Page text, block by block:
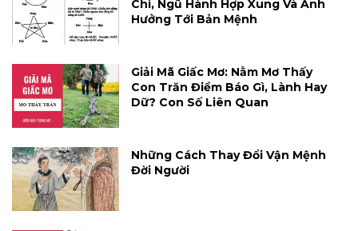
Chi, Ngũ Hành Hợp Xung Và Ảnh
Hưởng Tới Bản Mệnh
Giải Mã Giấc Mơ: Nằm Mơ Thấy
Con Trăn Điềm Báo Gì, Lành Hay
Dữ? Con Số Liên Quan
Những Cách Thay Đổi Vận Mệnh
Đời Người